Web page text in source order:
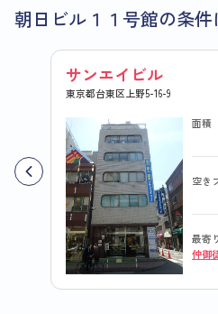
朝日ビル１１号館の条
サンエイビル
東京都台東区上野5-16-9
面積
空き
最寄
仲御